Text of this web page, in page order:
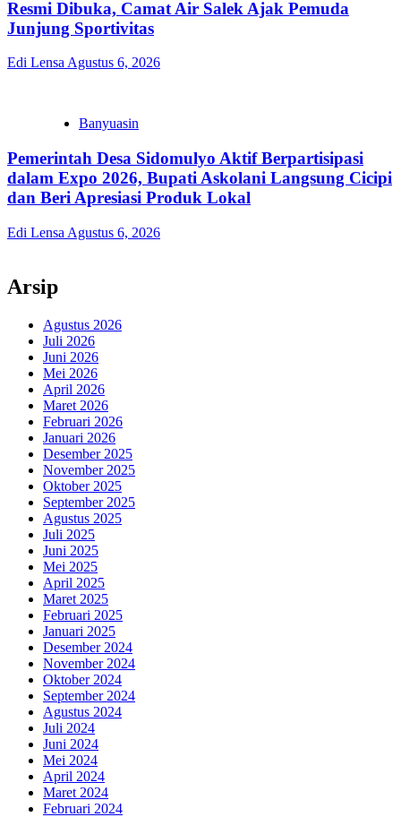
Resmi Dibuka, Camat Air Salek Ajak Pemuda
Junjung Sportivitas
Edi Lensa Agustus 6, 2026
Banyuasin
Pemerintah Desa Sidomulyo Aktif Berpartisipasi
dalam Expo 2026, Bupati Askolani Langsung Cicipi
dan Beri Apresiasi Produk Lokal
Edi Lensa Agustus 6, 2026
Arsip
Agustus 2026
Juli 2026
Juni 2026
Mei 2026
April 2026
Maret 2026
Februari 2026
Januari 2026
Desember 2025
November 2025
Oktober 2025
September 2025
Agustus 2025
Juli 2025
Juni 2025
Mei 2025
April 2025
Maret 2025
Februari 2025
Januari 2025
Desember 2024
November 2024
Oktober 2024
September 2024
Agustus 2024
Juli 2024
Juni 2024
Mei 2024
April 2024
Maret 2024
Februari 2024